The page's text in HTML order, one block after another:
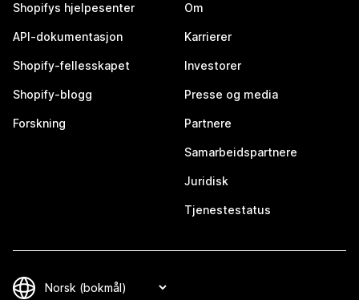
Shopifys hjelpesenter
API-dokumentasjon
Shopify-fellesskapet
Shopify-blogg
Forskning
Om
Karrierer
Investorer
Presse og media
Partnere
Samarbeidspartnere
Juridisk
Tjenestestatus